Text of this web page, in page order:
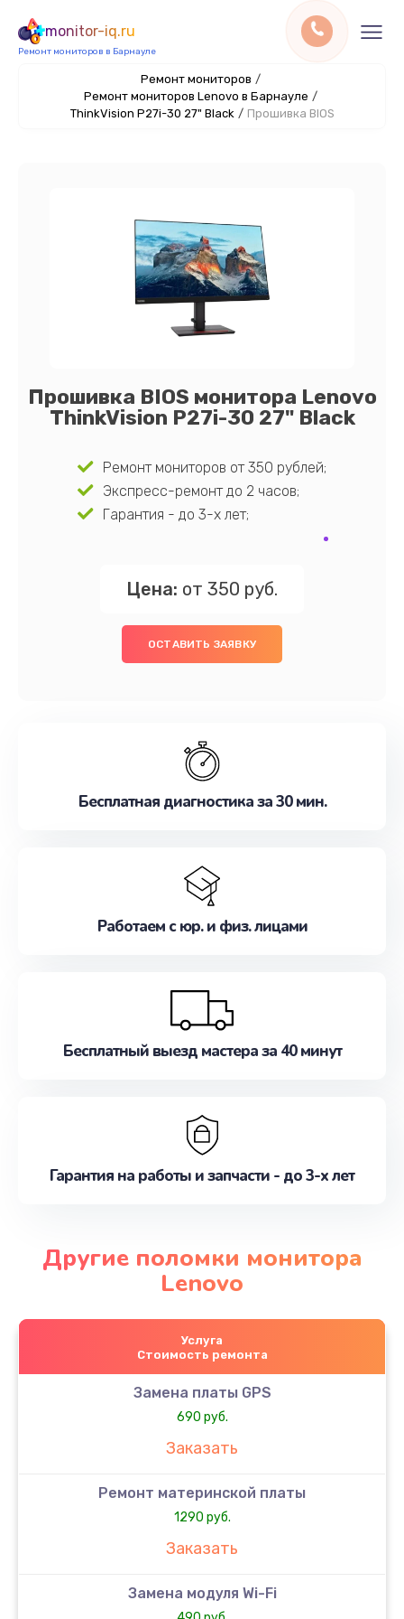
monitor-iq.ru
Ремонт мониторов в Барнауле
Ремонт мониторов /
Ремонт мониторов Lenovo в Барнауле /
ThinkVision P27i-30 27" Black / Прошивка BIOS
Прошивка BIOS монитора Lenovo
ThinkVision P27i-30 27" Black
Ремонт мониторов от 350 рублей;
Экспресс-ремонт до 2 часов;
Гарантия - до 3-х лет;
Цена: от 350 руб.
ОСТАВИТЬ ЗАЯВКУ
Бесплатная диагностика за 30 мин.
Работаем с юр. и физ. лицами
Бесплатный выезд мастера за 40 минут
Гарантия на работы и запчасти - до 3-х лет
Другие поломки монитора
Lenovo
Услуга
Стоимость ремонта
Замена платы GPS
690 руб.
Заказать
Ремонт материнской платы
1290 руб.
Заказать
Замена модуля Wi-Fi